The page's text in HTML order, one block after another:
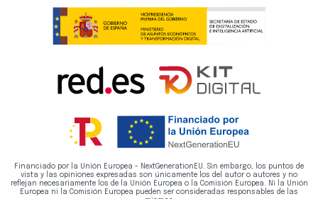
Financiado por la Unión Europea - NextGenerationEU. Sin embargo, los puntos de
vista y las opiniones expresadas son únicamente los del autor o autores y no
reflejan necesariamente los de la Unión Europea o la Comisión Europea. Ni la Unión
Europea ni la Comisión Europea pueden ser consideradas responsables de las